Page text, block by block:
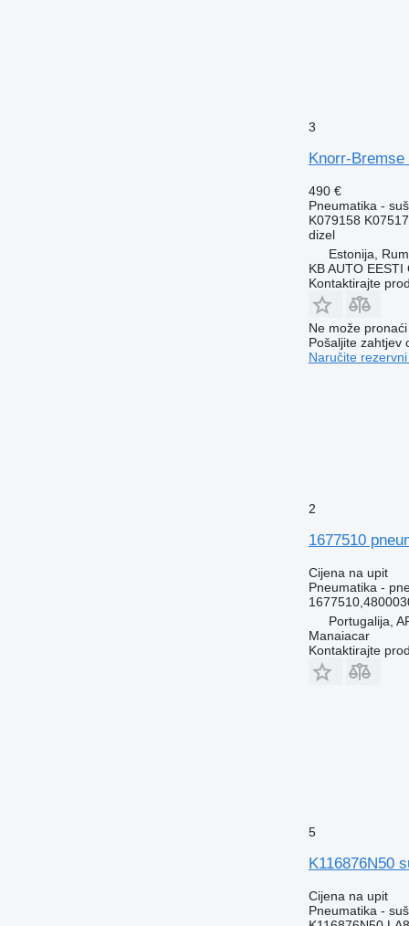
3
Knorr-
490 €
Pneumatika -
K079158
dizel
Estonija,
KB AUTO EESTI
Kontaktirajte
Ne može
Pošaljite zahtjev
Naručite
2
1677510
Cijena na upit
Pneumatika -
Portugalija,
Manaiacar
Kontaktirajte
5
K116876N50
Cijena na upit
Pneumatika -